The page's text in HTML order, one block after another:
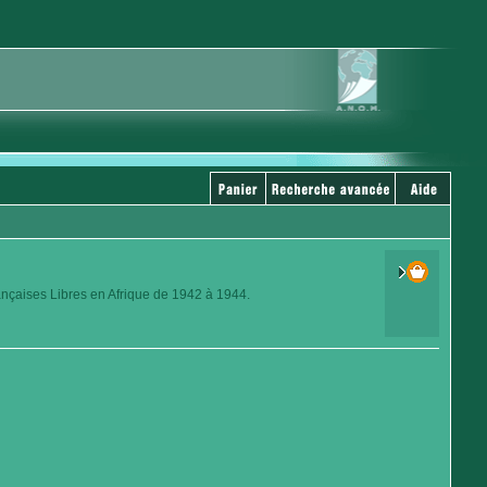
Libres en Afrique de 1942 à 1944.